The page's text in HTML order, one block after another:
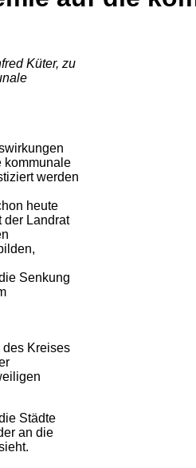
Küter, zu
kommunale
werden
heute
der Landrat
Senkung
des Kreises
Städte
an die